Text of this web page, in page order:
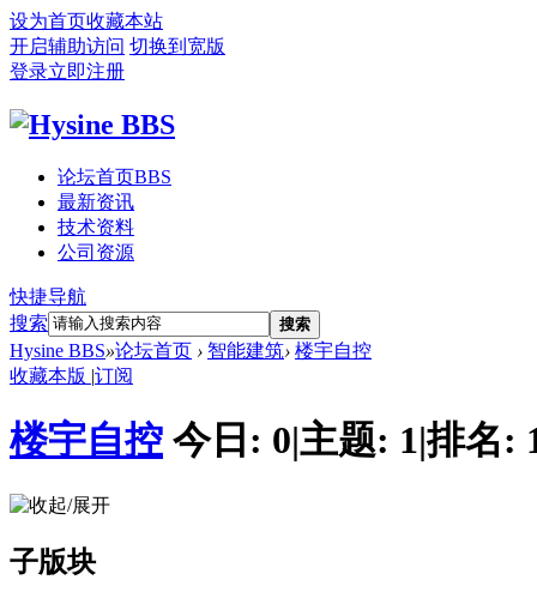
设为首页收藏本站
开启辅助访问 切换到宽版
登录立即注册
论坛首页BBS
最新资讯
技术资料
公司资源
快捷导航
搜索
搜索
Hysine BBS»论坛首页 › 智能建筑› 楼宇自控
收藏本版 |订阅
楼宇自控 今日: 0|主题: 1|排名:
子版块